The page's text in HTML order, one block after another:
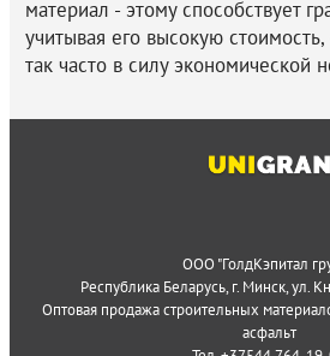
материал - этому способствует
учитывая его высокую
так часто в силу экономической
ООО "ГолдКэпитал
Республика Беларусь, г. Минск,ул.
Оптовая продажа строительных
асфальт